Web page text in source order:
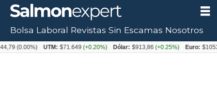
Bolsa Laboral Revistas Sin Escamas Nosotros
UTM: $71.649(+0.20%) Dólar: $913,86(+0.25%) Euro: $1053,08(-